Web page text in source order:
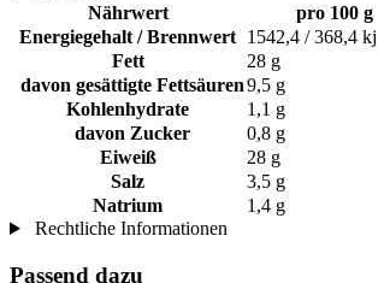
Nährwert
pro 100 g
Energiegehalt / Brennwert 1542,4 / 368,4
Fett
28 g
davon gesättigte Fettsäuren9,5 g
Kohlenhydrate
1,1 g
davon Zucker
0,8 g
Eiweiß
28 g
Salz
3,5 g
Natrium
1,4 g
Rechtliche Informationen
Passend dazu